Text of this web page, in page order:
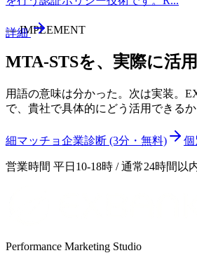
詳細
—IMPLEMENT
MTA-STSを、実際に活
用語の意味は分かった。次は実装。
で、貴社で具体的にどう活用できるか
細マッチョ企業診断 (3分・無料) 個
営業時間 平日10-18時 / 通常24時間以
Performance Marketing Studio